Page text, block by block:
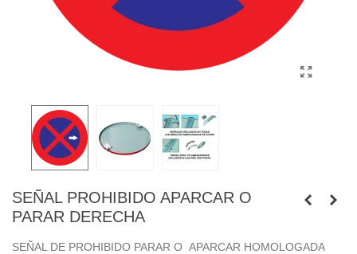
SEÑAL PROHIBIDO APARCAR O
PARAR DERECHA
SEÑAL DE PROHIBIDO PARAR O APARCAR HOMOLOGADA